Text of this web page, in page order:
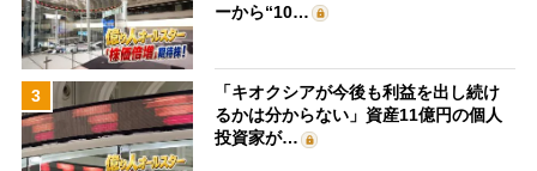
ーから“10…
3
「キオクシアが今後も利益を出し続け
るかは分からない」資産11億円の個人
投資家が…